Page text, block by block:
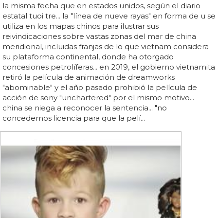
la misma fecha que en estados unidos, según el diario
estatal tuoi tre... la "línea de nueve rayas" en forma de u se
utiliza en los mapas chinos para ilustrar sus
reivindicaciones sobre vastas zonas del mar de china
meridional, incluidas franjas de lo que vietnam considera
su plataforma continental, donde ha otorgado
concesiones petrolíferas... en 2019, el gobierno vietnamita
retiró la película de animación de dreamworks
"abominable" y el año pasado prohibió la película de
acción de sony "unchartered" por el mismo motivo...
china se niega a reconocer la sentencia... "no
concedemos licencia para que la pelí...